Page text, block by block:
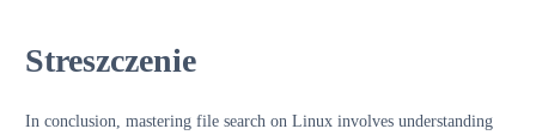
Streszczenie
In conclusion, mastering file search on Linux involves understanding